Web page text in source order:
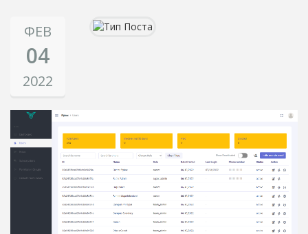
ФЕВ
04
2022